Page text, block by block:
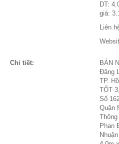
DT:
giá:
Liên
Chi tiết:
BÁN
Đăng
TP.
TỐT
Số
Quận
Phan